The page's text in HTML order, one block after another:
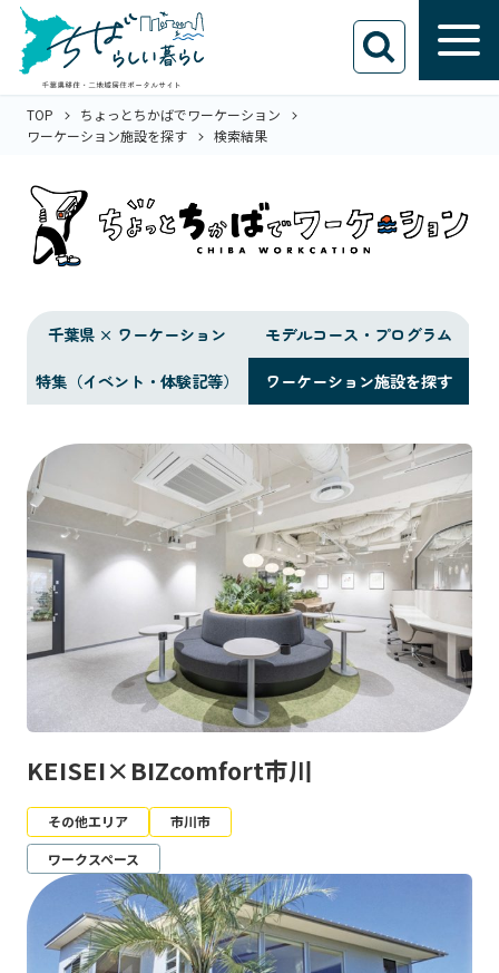
TOP
ちょっとちかばでワーケーション
ワーケーション施設を探す
検索結果
千葉県 × ワーケーション
モデルコース・プログラム
特集（イベント・体験記等）
ワーケーション施設を探す
KEISEI×BIZcomfort市川
その他エリア
市川市
ワークスペース